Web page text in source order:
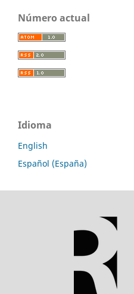
Número actual
Idioma
English
Español (España)